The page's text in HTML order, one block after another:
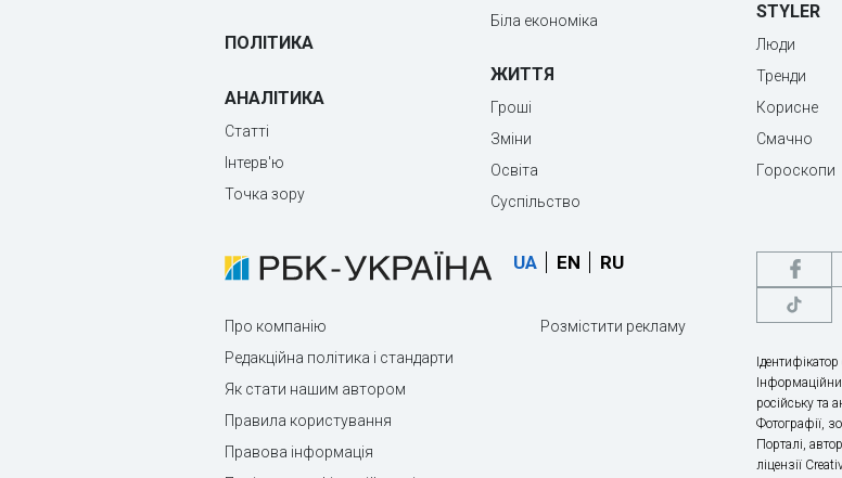
ПОЛІТИКА
АНАЛІТИКА
Статті
Інтерв'ю
Точка зору
Біла економіка
ЖИТТЯ
Гроші
Зміни
Освіта
Суспільство
STYLER
Люди
Тренди
Корисне
Смачно
Гороскопи
UA EN RU
Про компанію
Редакційна політика і стандарти
Як стати нашим автором
Правила користування
Правова інформація
Розмістити рекламу
російську та
Фотографії,
Порталі,
ліцензії